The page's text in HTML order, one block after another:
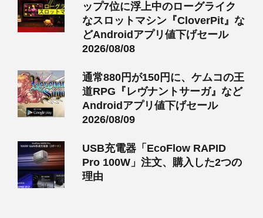
ップ7位に浮上中のローグライク
なスロットマシン『CloverPit』な
どAndroidアプリ値下げセール
2026/08/08
通常880円が150円に、ケムコの王
道RPG『レヴナントサーガ』など
Androidアプリ値下げセール
2026/08/09
USB充電器「EcoFlow RAPID
Pro 100W」注文、購入した2つの
理由